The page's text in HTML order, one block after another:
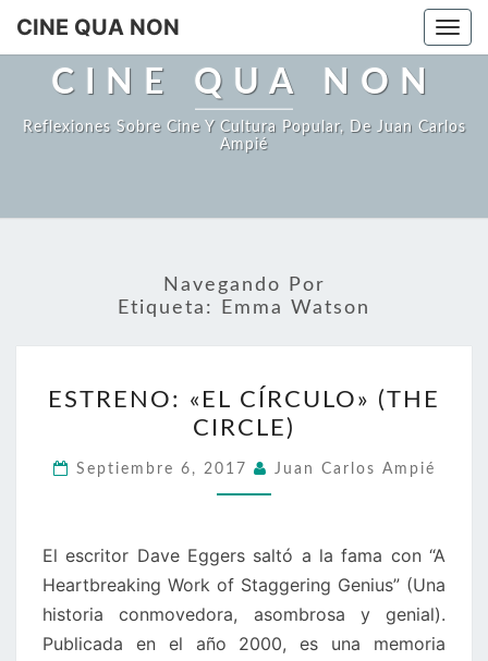
Saltar
contenido
CINE QUA NON
CINE QUA NON
Reflexiones Sobre Cine Y Cultura Popular, De Juan Carlos
Ampié
Navegando Por
Etiqueta:
Emma Watson
«EL
CÍRCULO»
(THE
CIRCLE)
ESTRENO: «EL CÍRCULO» (THE
CIRCLE)
Septiembre 6, 2017 Juan Carlos Ampié
El escritor Dave Eggers saltó a la fama con “A
Heartbreaking Work of Staggering Genius” (Una
historia conmovedora, asombrosa y genial).
Publicada en el año 2000, es una memoria